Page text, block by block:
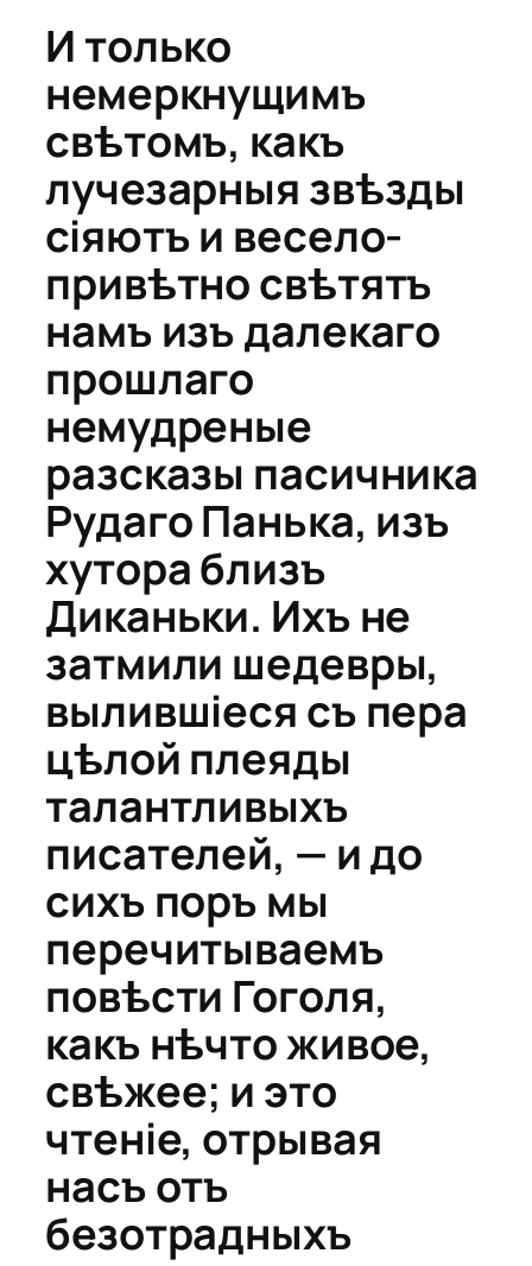
И только
немеркнущимъ
свѣтомъ, какъ
лучезарныя звѣзды
сіяютъ и весело-
привѣтно свѣтятъ
намъ изъ далекаго
прошлаго
немудреные
разсказы пасичника
Рудаго Панька, изъ
хутора близъ
Диканьки. Ихъ не
затмили шедевры,
вылившіеся съ пера
цѣлой плеяды
талантливыхъ
писателей, — и до
сихъ поръ мы
перечитываемъ
повѣсти Гоголя,
какъ нѣчто живое,
свѣжее; и это
чтеніе, отрывая
насъ отъ
безотрадныхъ